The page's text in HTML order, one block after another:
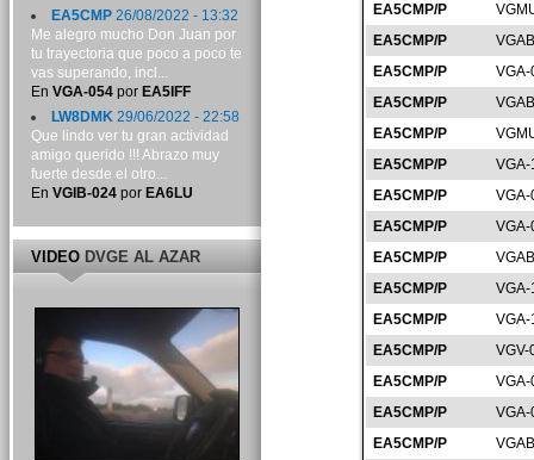
EA5CMP/P
EA5CMP/P
EA5CMP/P
EA5CMP/P
EA5CMP/P
EA5CMP/P
EA5CMP/P
EA5CMP/P
EA5CMP/P
EA5CMP/P
EA5CMP/P
EA5CMP/P
VGV-
EA5CMP/P
EA5CMP/P
EA5CMP/P
EA5CMP26/08/2022 - 13:32
Me alegro mucho Don Juan por
tu trayectoria que poco a poco te
vas superando, incl...
En VGA-054por EA5IFF
LW8DMK29/06/2022 - 22:58
Que lindo ver tu gran actividad
amigo querido !!! Abrazo muy
fuerte desde el otro...
En VGIB-024por EA6LU
VIDEODVGE AL AZAR